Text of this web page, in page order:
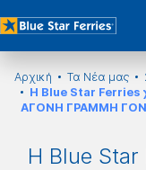
Αρχική Τα Νέα μας
Η Blue Star Ferries
ΑΓΟΝΗ ΓΡΑΜΜΗ
Η Blue Star